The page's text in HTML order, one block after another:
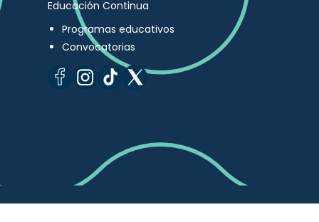
Educación Continua
Programas educativos
Convocatorias